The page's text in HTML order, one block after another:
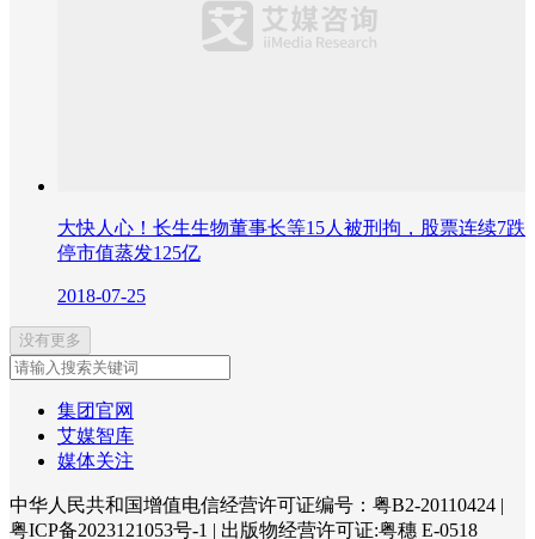
大快人心！长生生物董事长等15人被刑拘，股票连续7跌
停市值蒸发125亿
2018-07-25
没有更多
集团官网
艾媒智库
媒体关注
中华人民共和国增值电信经营许可证编号：粤B2-20110424 |
粤ICP备2023121053号-1 | 出版物经营许可证:粤穗 E-0518